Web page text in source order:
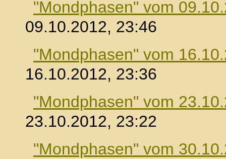
"Mondphasen" vom
09.10.2012, 23:46
"Mondphasen" vom
16.10.2012, 23:36
"Mondphasen" vom
23.10.2012, 23:22
"Mondphasen" vom